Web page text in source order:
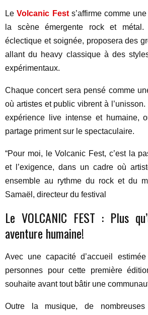
LeVolcanic Fests’affirme comme
la scène émergente rock et métal.
éclectique et soignée, proposera des
allant du heavy classique à des
expérimentaux.
Chaque concert sera pensé comme
où artistes et public vibrent à l’unisson.
expérience live intense et humaine,
partage priment sur le spectaculaire.
“Pour moi, le Volcanic Fest, c’est la
et l’exigence, dans un cadre où
ensemble au rythme du rock et du
Samaël, directeur du festival
Le VOLCANIC FEST : Plus
aventure humaine!
Avec une capacité d’accueil
personnes pour cette première
souhaite avant tout bâtir une
Outre la musique, de nombreuses